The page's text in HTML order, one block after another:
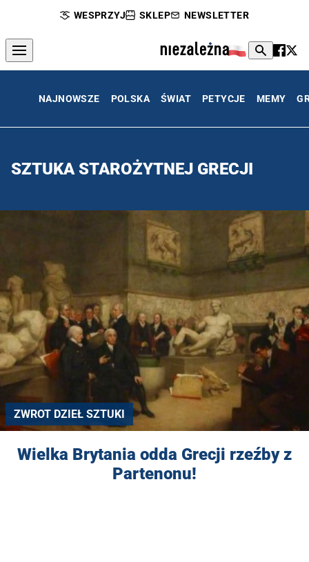
WESPRZYJ SKLEP NEWSLETTER
NAJNOWSZE POLSKA ŚWIAT PETYCJE MEMY
SZTUKA STAROŻYTNEJ GRECJI
ZWROT DZIEŁ SZTUKI
Wielka Brytania odda Grecji rzeźby z
Partenonu!